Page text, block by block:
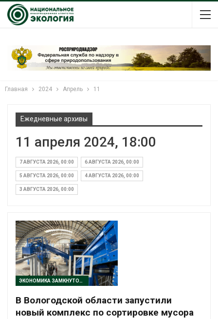
Главная 2024 Апрель 11
Ежедневные архивы
11 апреля 2024, 18:00
7 АВГУСТА 2026, 00:00 6 АВГУСТА 2026, 00:00
5 АВГУСТА 2026, 00:00 4 АВГУСТА 2026, 00:00
3 АВГУСТА 2026, 00:00
ЭКОНОМИКА ЗАМКНУТОГО ЦИКЛА
В Вологодской области запустили
новый комплекс по сортировке мусора